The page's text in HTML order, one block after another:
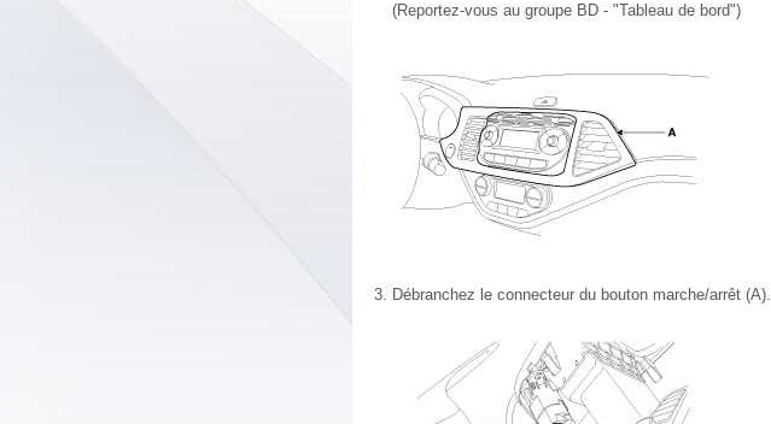
(Reportez-vous au groupe BD - "Tableau de bord")
3. Débranchez le connecteur du bouton marche/arrêt (A).